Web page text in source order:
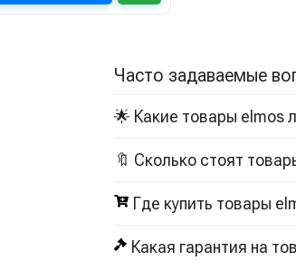
Часто задаваемые
🌟 Какие товары elmos
🔖 Сколько стоят
Где купить товары
Какая гарантия на